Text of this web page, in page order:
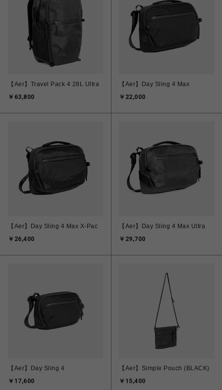
【Aer】Travel Pack 4 28L Ultra
￥63,800
【Aer】Day Sling 4 Max
￥22,000
【Aer】Day Sling 4 Max X-Pac
￥26,400
【Aer】Day Sling 4 Max Ultra
￥29,700
【Aer】Day Sling 4
￥17,600
【Aer】Simple Pouch (BLACK)
￥15,400